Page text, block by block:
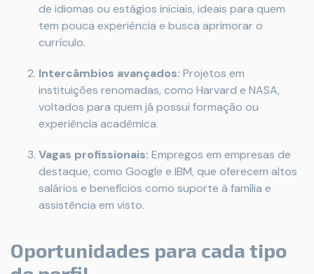
de idiomas ou estágios iniciais, ideais para quem
tem pouca experiência e busca aprimorar o
currículo.
Intercâmbios avançados: Projetos em
instituições renomadas, como Harvard e NASA,
voltados para quem já possui formação ou
experiência acadêmica.
Vagas profissionais: Empregos em empresas de
destaque, como Google e IBM, que oferecem altos
salários e benefícios como suporte à família e
assistência em visto.
Oportunidades para cada tipo